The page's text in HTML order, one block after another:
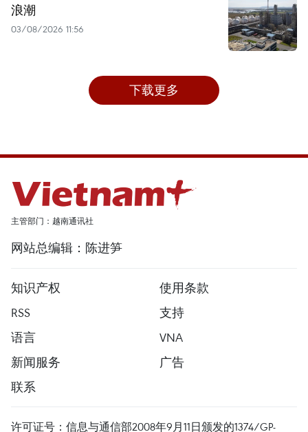
浪潮
03/08/2026 11:56
下载更多
主管部门：越南通讯社
网站总编辑：陈进笋
知识产权
使用条款
RSS
支持
语言
VNA
新闻服务
广告
联系
许可证号：信息与通信部2008年9月11日颁发的1374/GP-